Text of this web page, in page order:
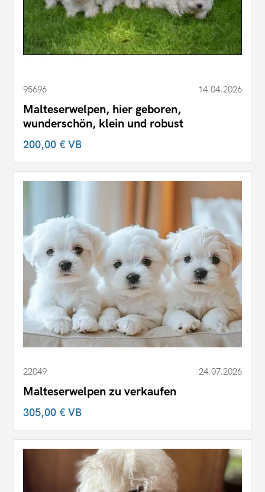
95696 14.04.2026
Malteserwelpen, hier geboren,
wunderschön, klein und robust
200,00 €VB
22049 24.07.2026
Malteserwelpen zu verkaufen
305,00 €VB